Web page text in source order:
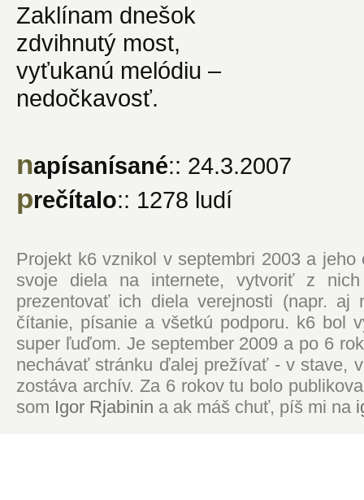
Zaklínam dnešok
zdvihnutý most,
vyťukanú melódiu –
nedočkavosť.
napísanísané:: 24.3.2007
prečítalo:: 1278 ludí
Projekt k6 vznikol v septembri 2003 a
svoje diela na internete, vytvoriť z
prezentovať ich diela verejnosti (napr. aj
čítanie, písanie a všetkú podporu. k6 bol
super ľuďom. Je september 2009 a po 6
nechávať stránku ďalej prežívať - v stave,
zostáva archív. Za 6 rokov tu bolo
som Igor Rjabinin a ak máš chuť, píš mi na